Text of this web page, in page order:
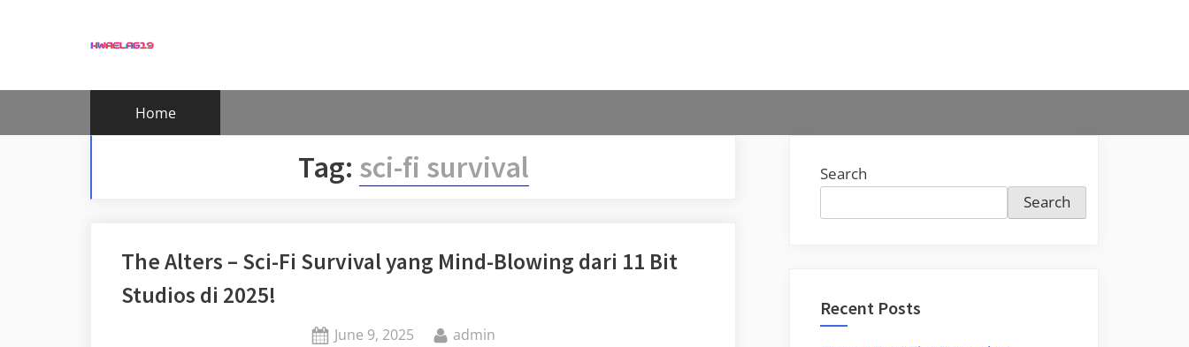
Home
Tag: sci-fi survival
The Alters – Sci-Fi Survival yang Mind-Blowing dari 11 Bit
Studios di 2025!
Posted
June 9, 2025 By
admin
Search
Search
Recent Posts